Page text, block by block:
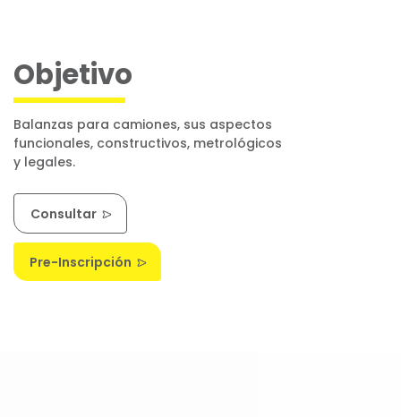
Objetivo
Balanzas para camiones, sus aspectos
funcionales, constructivos, metrológicos
y legales.
Consultar
Pre-Inscripción